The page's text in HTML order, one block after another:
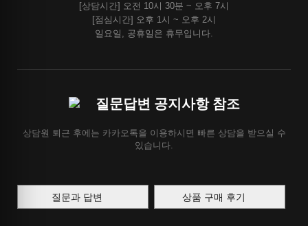
[상담시간] 오전 10시 30분 ~ 오후 7시
[점심시간] 오후 1시 ~ 오후 2시
일요일, 공휴일은 휴무입니다.
질문답변 공지사항 참조
상담원 퇴근 후에는 카카오톡을 이용하시면 빠른 상담을 받으실 수
있습니다.
질문과 답변 상품 구매 후기